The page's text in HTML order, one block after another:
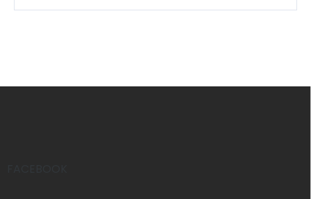
Z